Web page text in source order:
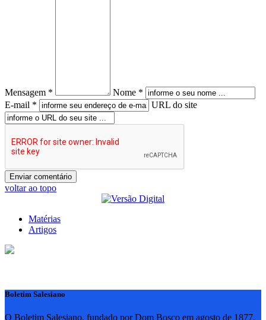
Mensagem *
Nome *
E-mail *
URL do site
voltar ao topo
Matérias
Artigos
Boletim Salesiano
O Boletim Salesiano, fundado por Dom Bosco em agosto de 1877,